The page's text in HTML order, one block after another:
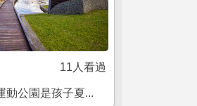
11人看過
動公園是孩子夏...